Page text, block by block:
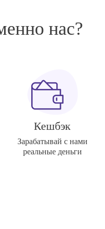
нас?
Кешбэк
Зарабатывай с нами
реальные деньги